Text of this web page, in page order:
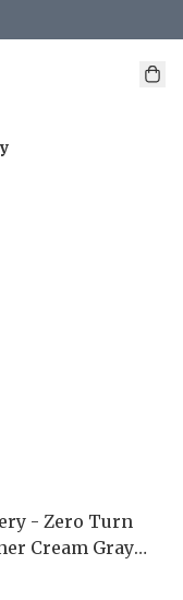
止♫
；買6件或以上8 折
；買6件或以上85 折；買8件
以上減HKD 32.00；買6
；買8件或以上85 折；買12
的送貨方式 )
- Zero Turn
Cream Gray